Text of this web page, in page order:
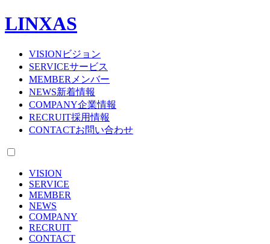
LINXAS
VISION ビジョン
SERVICEサービス
MEMBER メンバー
NEWS新着情報
COMPANY企業情報
RECRUIT採用情報
CONTACTお問い合わせ
VISION
SERVICE
MEMBER
NEWS
COMPANY
RECRUIT
CONTACT